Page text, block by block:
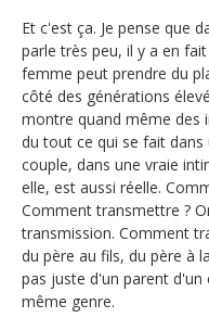
Et c'est ça. Je pense que
parle très peu, il y a en
femme peut prendre du
côté des générations
montre quand même des
du tout ce qui se fait dans
couple, dans une vraie
elle, est aussi réelle.
Comment transmettre ?
transmission. Comment
du père au fils, du père à
pas juste d'un parent
même genre.